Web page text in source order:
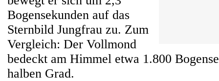
Bogensekunden auf das
Sternbild Jungfrau zu. Zum
Vergleich: Der Vollmond
bedeckt am Himmel etwa 1.800
halben Grad.